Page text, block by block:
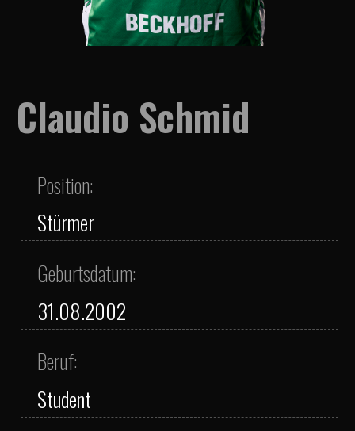
Claudio Schmid
Position:
Stürmer
Geburtsdatum:
31.08.2002
Beruf:
Student